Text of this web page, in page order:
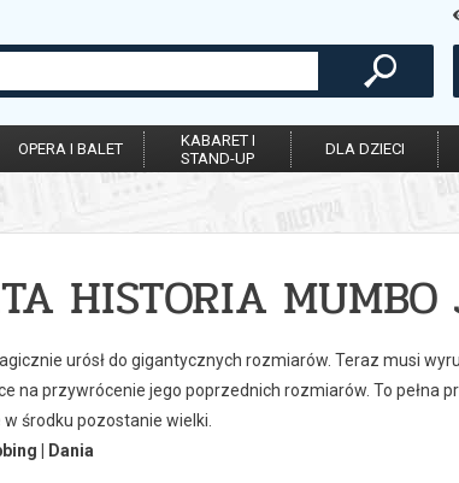
OPERA I BALET
KABARET I
STAND-UP
DLA DZIECI
HISTORIA MUMBO
urósł do gigantycznych rozmiarów. Teraz musi
na przywrócenie jego poprzednich rozmiarów. To pełna
środku pozostanie wielki.
| Dania